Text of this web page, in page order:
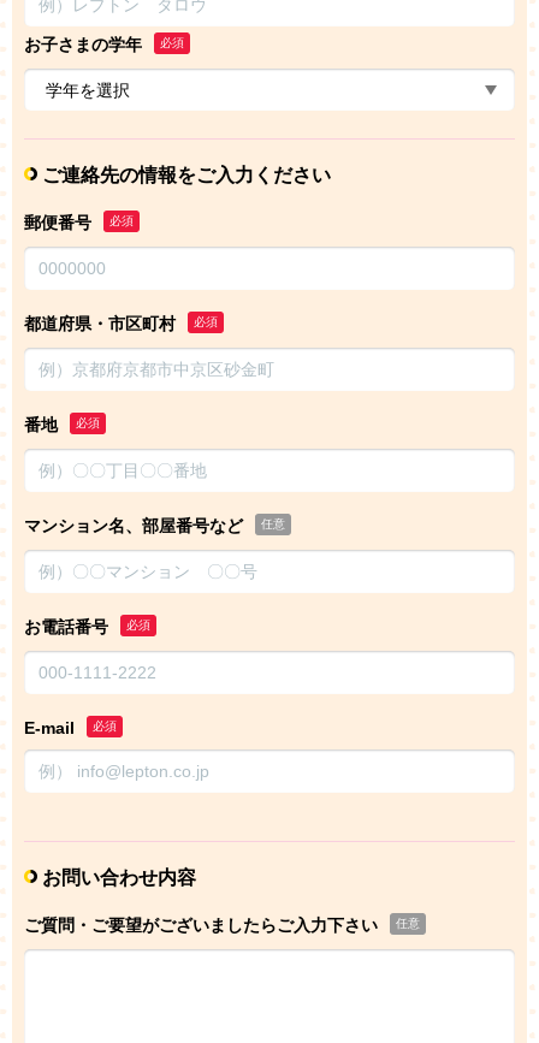
お子さまの学年 必須
ご連絡先の情報をご入力ください
郵便番号 必須
都道府県・市区町村 必須
番地 必須
マンション名、部屋番号など 任意
お電話番号 必須
E-mail 必須
お問い合わせ内容
ご質問・ご要望がございましたらご入力下さい 任意